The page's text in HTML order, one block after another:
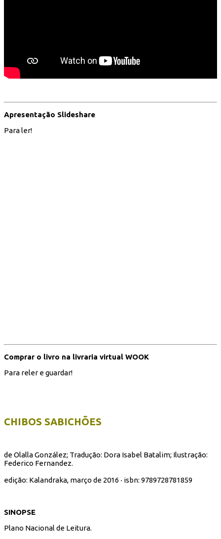
Apresentação Slideshare
Para ler!
Comprar o livro na livraria virtual WOOK
Para reler e guardar!
CHIBOS SABICHÕES
de Olalla González; Tradução: Dora Isabel Batalim; Ilustração:
Federico Fernandez.
edição: Kalandraka, março de 2016 ‧ isbn: 9789728781859
SINOPSE
Plano Nacional de Leitura.